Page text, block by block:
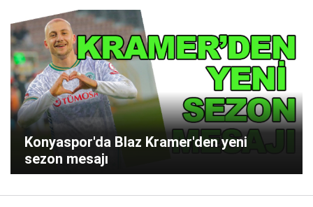
Konyaspor'da Blaz Kramer'den yeni
sezon mesajı